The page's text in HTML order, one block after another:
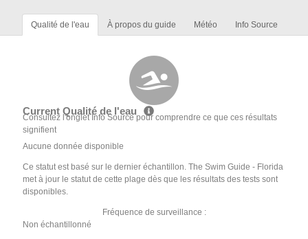
Qualité de l'eau À propos du guide Météo Info Source
Current Qualité de l'eau
Consultez l'onglet Info Source pour comprendre ce que ces résultats
signifient
Aucune donnée disponible
Ce statut est basé sur le dernier échantillon. The Swim Guide - Florida
met à jour le statut de cette plage dès que les résultats des tests sont
disponibles.
Fréquence de surveillance :
Non échantillonné